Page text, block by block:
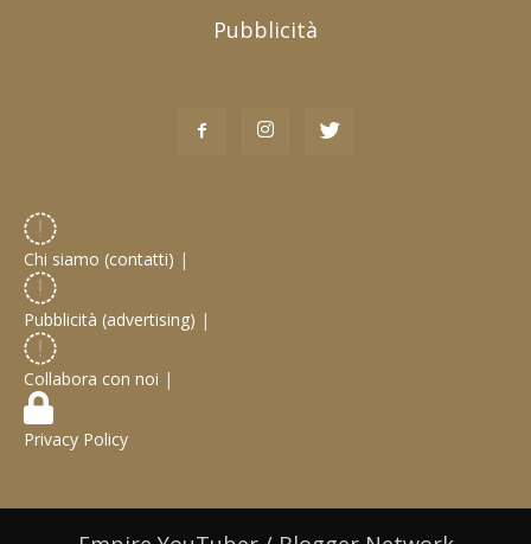
Pubblicità
Chi siamo (contatti) |
Pubblicità (advertising) |
Collabora con noi |
Privacy Policy